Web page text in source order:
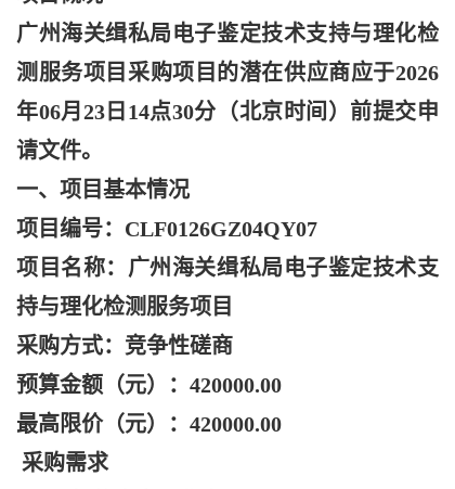
广州海关缉私局电子鉴定技术支持与理化检
测服务项目采购项目的潜在供应商应于2026
年06月23日14点30分（北京时间）前提交申
请文件。
一、项目基本情况
项目编号： CLF0126GZ04QY07
项目名称：广州海关缉私局电子鉴定技术支
持与理化检测服务项目
采购方式：竞争性磋商
预算金额（元）： 420000.00
最高限价（元）： 420000.00
采购需求